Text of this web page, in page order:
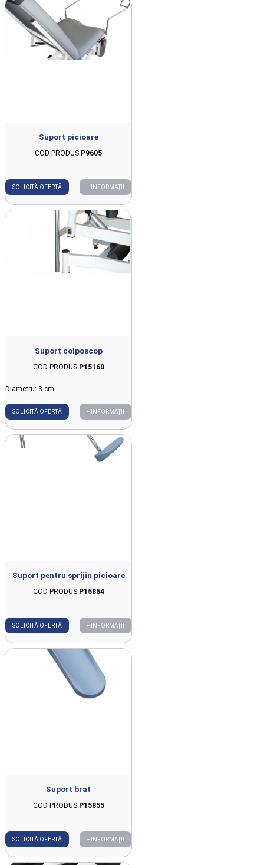
Suport picioare
COD PRODUS: P9605
SOLICITĂ OFERTĂ + INFORMAȚII
Suport colposcop
COD PRODUS: P15160
Diametru: 3 cm
SOLICITĂ OFERTĂ + INFORMAȚII
Suport pentru sprijin picioare
COD PRODUS: P15854
SOLICITĂ OFERTĂ + INFORMAȚII
Suport brat
COD PRODUS: P15855
SOLICITĂ OFERTĂ + INFORMAȚII